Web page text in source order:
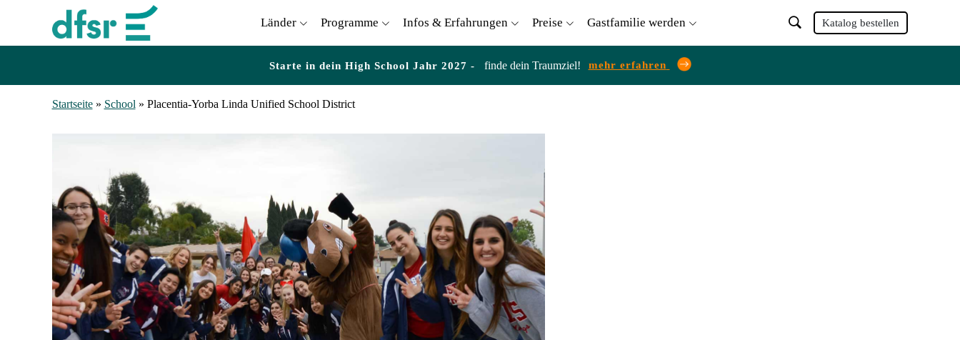
Länder Programme Infos & Erfahrungen Preise Gastfamilie werden Katalog bestellen
Starte in dein High School Jahr 2027 - finde dein Traumziel! mehr erfahren
Startseite» School » Placentia-Yorba Linda Unified School District